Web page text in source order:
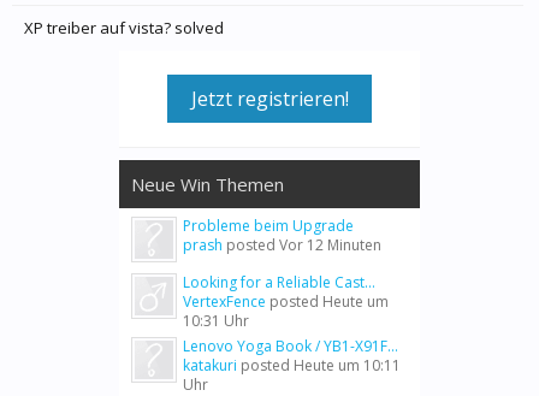
XP treiber auf vista? solved
Jetzt registrieren!
Neue Win Themen
Probleme beim Upgrade
prash posted Vor 12 Minuten
Looking for a Reliable Cast...
VertexFence posted Heute um
10:31 Uhr
Lenovo Yoga Book / YB1-X91F...
katakuri posted Heute um 10:11
Uhr